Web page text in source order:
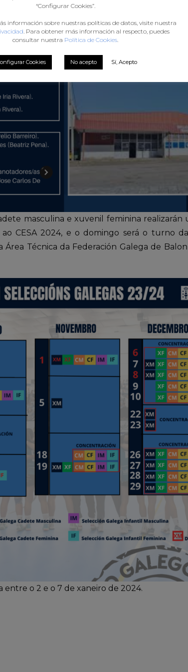
masculina e xuvenil feminina
CESA 2024, e o domingo será o turno
Técnica da Federación Galega de
entre o 2 e o 7 de xaneiro de 2024.
“Configurar Cookies”.
información sobre nuestras políticas de datos, visite nuestra
. Para obtener más información al respecto, puedes
consultar nuestra Política de Cookies
Cookies No acepto Sí, Acepto